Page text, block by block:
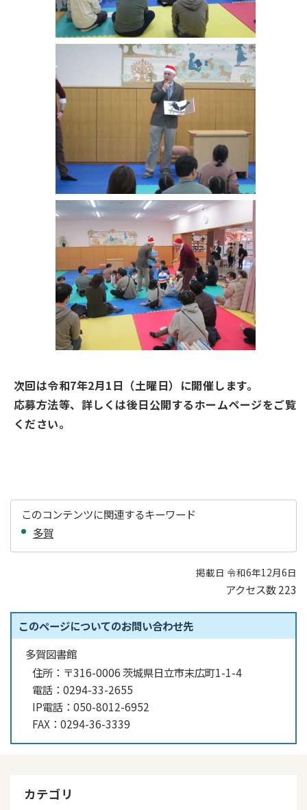
次回は令和7年2月1日（土曜日）に開催します。
応募方法等、詳しくは後日公開するホームページをご覧
ください。
このコンテンツに関連するキーワード
多賀
掲載日 令和6年12月6日
アクセス数223
このページについてのお問い合わせ先
多賀図書館
住所： 〒316-0006 茨城県日立市末広町1-1-4
電話： 0294-33-2655
IP電話： 050-8012-6952
FAX： 0294-36-3339
カテゴリ